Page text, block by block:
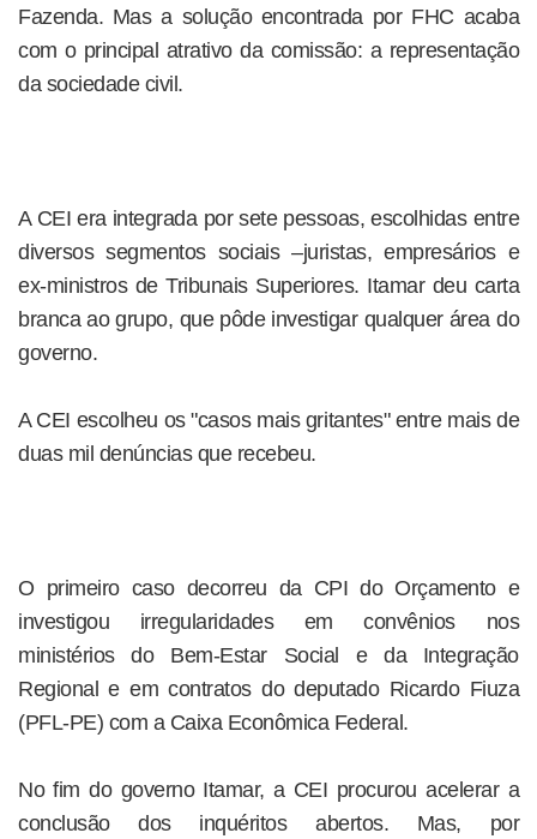
Fazenda. Mas a solução encontrada por FHC acaba
com o principal atrativo da comissão: a representação
da sociedade civil.
A CEI era integrada por sete pessoas, escolhidas entre
diversos segmentos sociais –juristas, empresários e
ex-ministros de Tribunais Superiores. Itamar deu carta
branca ao grupo, que pôde investigar qualquer área do
governo.
A CEI escolheu os "casos mais gritantes" entre mais de
duas mil denúncias que recebeu.
O primeiro caso decorreu da CPI do Orçamento e
investigou irregularidades em convênios nos
ministérios do Bem-Estar Social e da Integração
Regional e em contratos do deputado Ricardo Fiuza
(PFL-PE) com a Caixa Econômica Federal.
No fim do governo Itamar, a CEI procurou acelerar a
conclusão dos inquéritos abertos. Mas, por